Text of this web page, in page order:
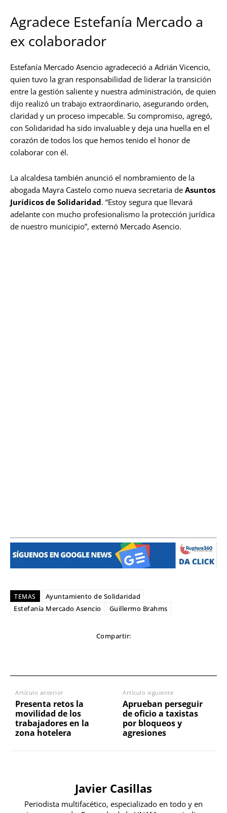
Agradece Estefanía Mercado a
ex colaborador
Estefanía Mercado Asencio agradececió a Adrián Vicencio,
quien tuvo la gran responsabilidad de liderar la transición
entre la gestión saliente y nuestra administración, de quien
dijo realizó un trabajo extraordinario, asegurando orden,
claridad y un proceso impecable. Su compromiso, agregó,
con Solidaridad ha sido invaluable y deja una huella en el
corazón de todos los que hemos tenido el honor de
colaborar con él.
La alcaldesa también anunció el nombramiento de la
abogada Mayra Castelo como nueva secretaria de Asuntos
Jurídicos de Solidaridad. “Estoy segura que llevará
adelante con mucho profesionalismo la protección jurídica
de nuestro municipio”, externó Mercado Asencio.
TEMAS
Ayuntamiento de Solidaridad
Estefanía Mercado Asencio
Guillermo Brahms
Compartir:
Artículo anterior
Presenta retos la
movilidad de los
trabajadores en la
zona hotelera
Artículo siguiente
Aprueban perseguir
de oficio a taxistas
por bloqueos y
agresiones
Javier Casillas
Periodista multifacético, especializado en todo y en